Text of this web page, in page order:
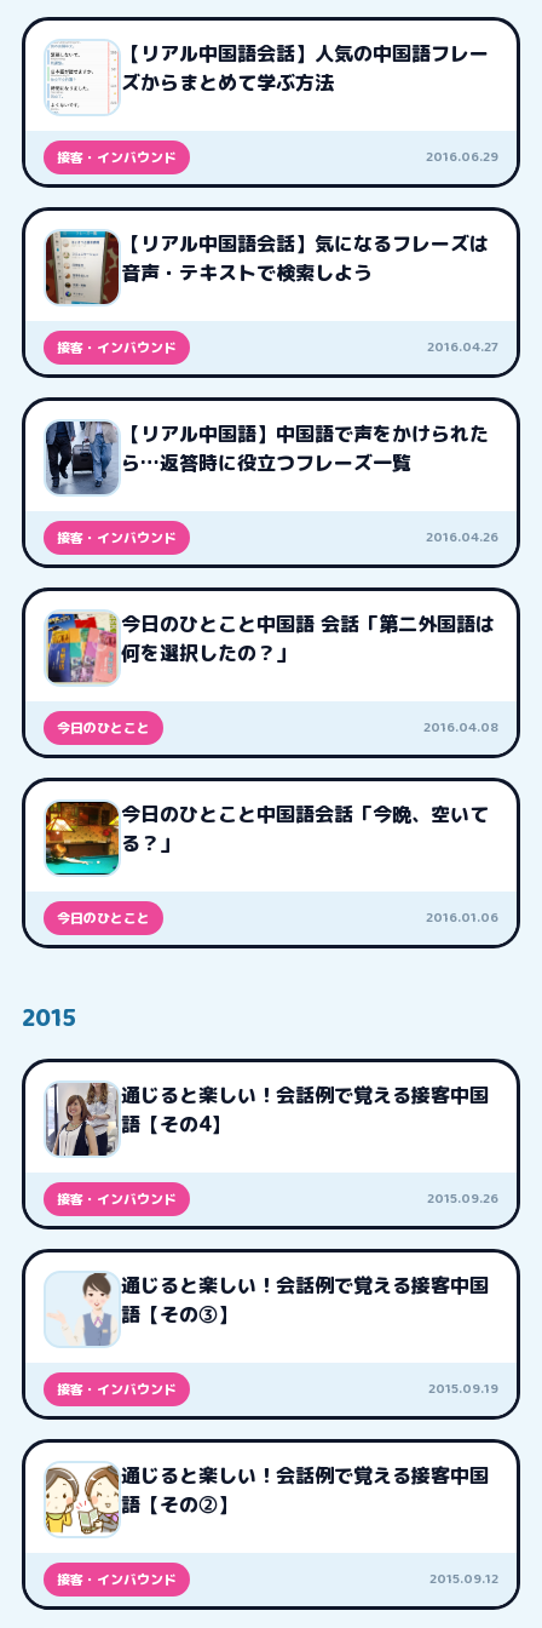
【リアル中国語会話】人気の中国語フレー
ズからまとめて学ぶ方法
接客・インバウンド 2016.06.29
【リアル中国語会話】気になるフレーズは
音声・テキストで検索しよう
接客・インバウンド 2016.04.27
【リアル中国語】中国語で声をかけられた
ら…返答時に役立つフレーズ一覧
接客・インバウンド 2016.04.26
今日のひとこと中国語 会話「第二外国語は
何を選択したの？」
今日のひとこと 2016.04.08
今日のひとこと中国語会話「今晩、空いて
る？」
今日のひとこと 2016.01.06
2015
通じると楽しい！会話例で覚える接客中国
語【その4】
接客・インバウンド 2015.09.26
通じると楽しい！会話例で覚える接客中国
語【その③】
接客・インバウンド 2015.09.19
通じると楽しい！会話例で覚える接客中国
語【その②】
接客・インバウンド 2015.09.12